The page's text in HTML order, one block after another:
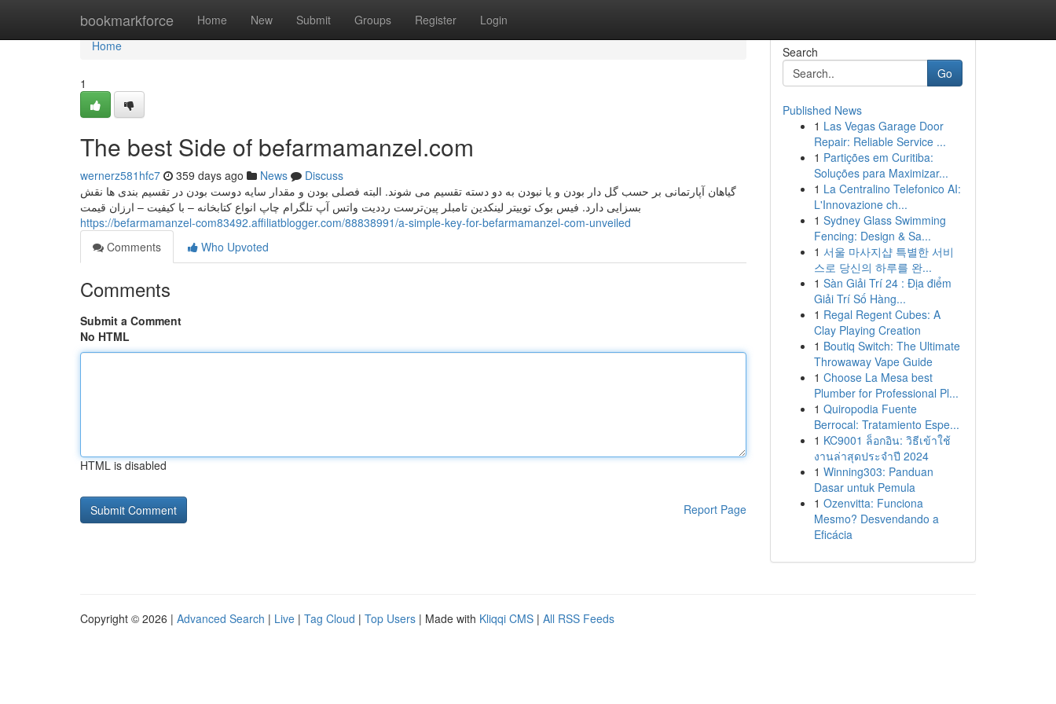
bookmarkforce Home New Submit Groups Register Login
Home
Home
1
The best Side of befarmamanzel.com
wernerz581hfc7 359 days ago News
Discuss
گیاهان آپارتمانی بر حسب گل دار بودن و یا نبودن به دو دسته تقسیم می شوند. البته فصلی بودن و مقدار سایه دوست بودن در تقسیم بندی ها نقش
بسزایی دارد. فیس بوک توییتر لینکدین ‫تامبلر ‫پین‌ترست ‫رددیت واتس آپ تلگرام چاپ انواع کتابخانه – با کیفیت – ارزان قیمت
https://befarmamanzel-com83492.affiliatblogger.com/88838991/a-simple-key-for-befarmamanzel-com-unveiled
Comments
Who Upvoted
Comments
Submit a Comment
No HTML
HTML is disabled
Report Page
Search
Go
Published News
1 Las Vegas Garage Door
Repair: Reliable Service ...
1 Partições em Curitiba:
Soluções para Maximizar...
1 La Centralino Telefonico AI:
L'Innovazione ch...
1 Sydney Glass Swimming
Fencing: Design & Sa...
1 서울 마사지샵 특별한 서비
스로 당신의 하루를 완...
1 Sàn Giải Trí 24 : Địa điểm
Giải Trí Số Hàng...
1 Regal Regent Cubes: A
Clay Playing Creation
1 Boutiq Switch: The Ultimate
Throwaway Vape Guide
1 Choose La Mesa best
Plumber for Professional Pl...
1 Quiropodia Fuente
Berrocal: Tratamiento Espe...
1 KC9001 ล็อกอิน: วิธีเข้าใช้
งานล่าสุดประจำปี 2024
1 Winning303: Panduan
Dasar untuk Pemula
1 Ozenvitta: Funciona
Mesmo? Desvendando a
Eficácia
Copyright © 2026 | Advanced Search | Live | Tag Cloud | Top Users | Made with Kliqqi CMS | All RSS Feeds